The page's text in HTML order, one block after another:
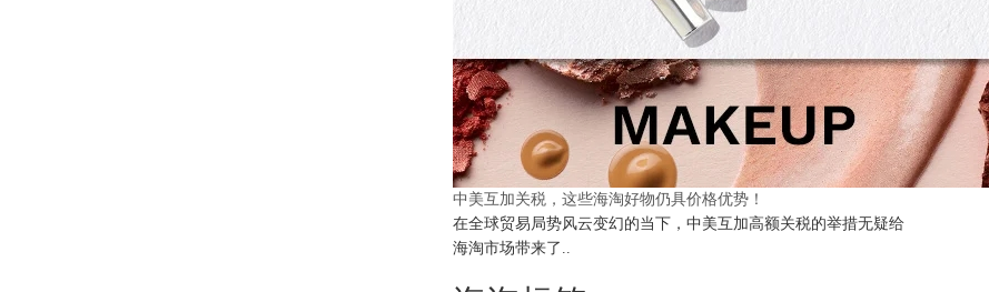
中美互加关税，这些海淘好物仍具价格优势！
在全球贸易局势风云变幻的当下，中美互加高额关税的举措无疑给
海淘市场带来了..